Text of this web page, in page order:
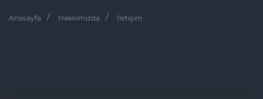
Anasayfa Hakkımızda İletişim